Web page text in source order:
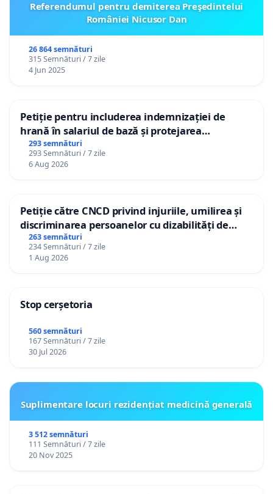
Referendumul pentru demiterea Preşedintelui
României Nicusor Dan
26 864 semnături
315 Semnături / 7 zile
4 Jun 2025
Petiție pentru includerea indemnizației de
hrană în salariul de bază și protejarea
gradațiilor de vechime pentru asistenții
personali
293 semnături
293 Semnături / 7 zile
6 Aug 2026
Petiție către CNCD privind injuriile, umilirea și
discriminarea persoanelor cu dizabilități de
către utilizatorul TikTok „Gorici”
263 semnături
234 Semnături / 7 zile
1 Aug 2026
Stop cerșetoria
560 semnături
167 Semnături / 7 zile
30 Jul 2026
Suplimentare locuri rezidențiat medicină generală
3 512 semnături
111 Semnături / 7 zile
20 Nov 2025